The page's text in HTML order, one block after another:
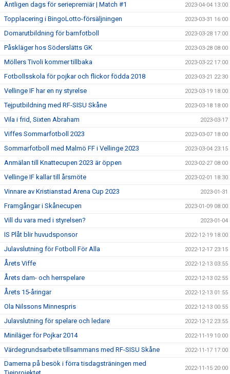
Äntligen dags för seriepremiär | Match #1 2023-04-04 13:00
Topplacering i BingoLotto-försäljningen 2023-03-31 16:00
Domarutbildning för barnfotboll 2023-03-28 17:00
Påskläger hos Söderslätts GK 2023-03-28 08:00
Möllers Tivoli kommer tillbaka 2023-03-22 17:00
Fotbollsskola för pojkar och flickor födda 2018 2023-03-21 22:30
Vellinge IF har en ny styrelse 2023-03-19 18:00
Tejputbildning med RF-SISU Skåne 2023-03-18 18:00
Vila i frid, Sixten Abraham 2023-03-17
Viffes Sommarfotboll 2023 2023-03-07 18:00
Sommarfotboll med Malmö FF i Vellinge 2023 2023-03-04 23:15
Anmälan till Knattecupen 2023 är öppen 2023-02-27 08:00
Vellinge IF kallar till årsmöte 2023-02-01 18:30
Vinnare av Kristianstad Arena Cup 2023 2023-01-31
Framgångar i Skånecupen 2023-01-09 08:00
Vill du vara med i styrelsen? 2023-01-04
IS Plåt blir huvudsponsor 2022-12-19 18:00
Julavslutning för Fotboll För Alla 2022-12-17 23:15
Årets Viffe 2022-12-13 03:55
Årets dam- och herrspelare 2022-12-13 02:55
Årets 15-åringar 2022-12-13 01:55
Ola Nilssons Minnespris 2022-12-13 00:55
Julavslutning för spelare och ledare 2022-12-12 23:55
Miniläger för Pojkar 2014 2022-11-19 10:00
Värdegrundsarbete tillsammans med RF-SISU Skåne 2022-11-17 17:00
Damerna på besök i förra tisdagsträningen med
2022-11-15 20:00